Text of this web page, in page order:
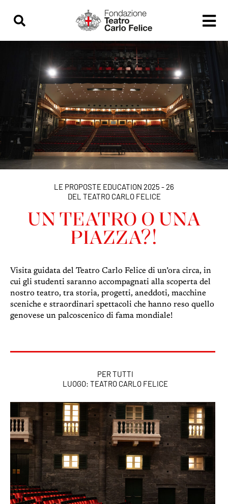
LE PROPOSTE EDUCATION 2025 - 26
DEL TEATRO CARLO FELICE
UN TEATRO O UNA
PIAZZA?!
Visita guidata del Teatro Carlo Felice di un’ora circa, in
cui gli studenti saranno accompagnati alla scoperta del
nostro teatro, tra storia, progetti, aneddoti, macchine
sceniche e straordinari spettacoli che hanno reso quello
genovese un palcoscenico di fama mondiale!
PER TUTTI
LUOGO: TEATRO CARLO FELICE